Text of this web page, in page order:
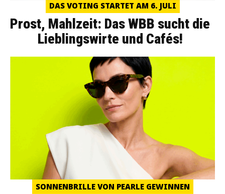
DAS VOTING STARTET AM 6. JULI
Prost, Mahlzeit: Das WBB sucht die
Lieblingswirte und Cafés!
SONNENBRILLE VON PEARLE GEWINNEN